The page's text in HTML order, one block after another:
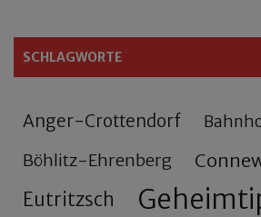
SCHLAGWORTE
Anger-Crottendorf
Böhlitz-Ehrenberg
Eutritzsch